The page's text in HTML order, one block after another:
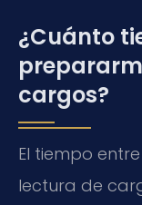
¿Cuánto
cargos?
El tiempo
lectura de